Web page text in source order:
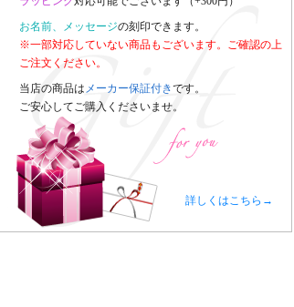
お名前、メッセージの刻印できます。
※一部対応していない商品もございます。ご確認の上
ご注文ください。
当店の商品は メーカー保証付きです。
ご安心してご購入くださいませ。
詳しくはこちら→